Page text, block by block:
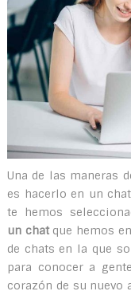
Una de las maneras
es hacerlo en un
te hemos
un chatque hemos
de chats en la que
para conocer a
corazón de su nuevo